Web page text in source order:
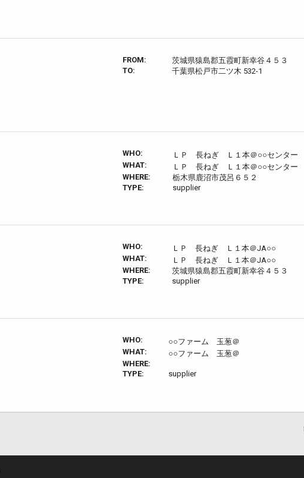
FROM:
茨城県猿島郡五霞町新幸谷４５３
TO:
千葉県松戸市二ツ木 532-1
WHO:
ＬＰ 長ねぎ Ｌ１本＠○○センター
WHAT:
ＬＰ 長ねぎ Ｌ１本＠○○センター
WHERE:
栃木県鹿沼市茂呂６５２
TYPE:
supplier
WHO:
ＬＰ 長ねぎ Ｌ１本＠JA○○
WHAT:
ＬＰ 長ねぎ Ｌ１本＠JA○○
WHERE:
茨城県猿島郡五霞町新幸谷４５３
TYPE:
supplier
WHO:
○○ファーム 玉葱＠
WHAT:
○○ファーム 玉葱＠
WHERE:
TYPE:
supplier